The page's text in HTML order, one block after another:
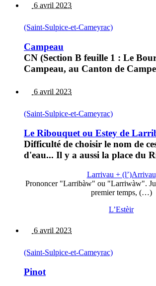
6 avril 2023
(Saint-Sulpice-et-Cameyrac)
Campeau
CN (Section B feuille 1 : Le
Campeau, au Canton de
6 avril 2023
(Saint-Sulpice-et-Cameyrac)
Le Ribouquet ou Estey de
Difficulté de choisir le nom de
d'eau... Il y a aussi la place du
Larrivau + (l’)Arrivau
Prononcer "Larribàw" ou "Larriwàw".
premier temps, (…)
L’Estèir
6 avril 2023
(Saint-Sulpice-et-Cameyrac)
Pinot